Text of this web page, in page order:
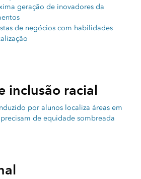
geração de inovadores da
de negócios com habilidades
inclusão racial
por alunos localiza áreas em
de equidade sombreada